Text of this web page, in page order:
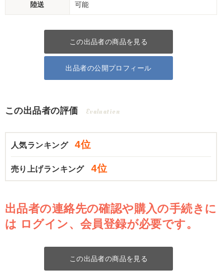
陸送 可能
この出品者の商品を見る
出品者の公開プロフィール
この出品者の評価 Evaluation
人気ランキング 4位
売り上げランキング 4位
出品者の連絡先の確認や購入の手続きに
は ログイン、会員登録が必要です。
この出品者の商品を見る